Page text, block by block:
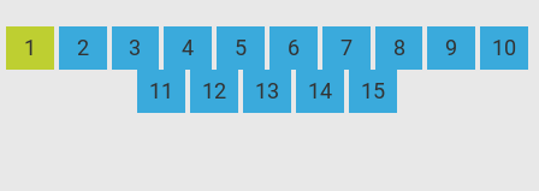
1 2 3 4 5 6 7 8 9
10
11
12 13 14 15